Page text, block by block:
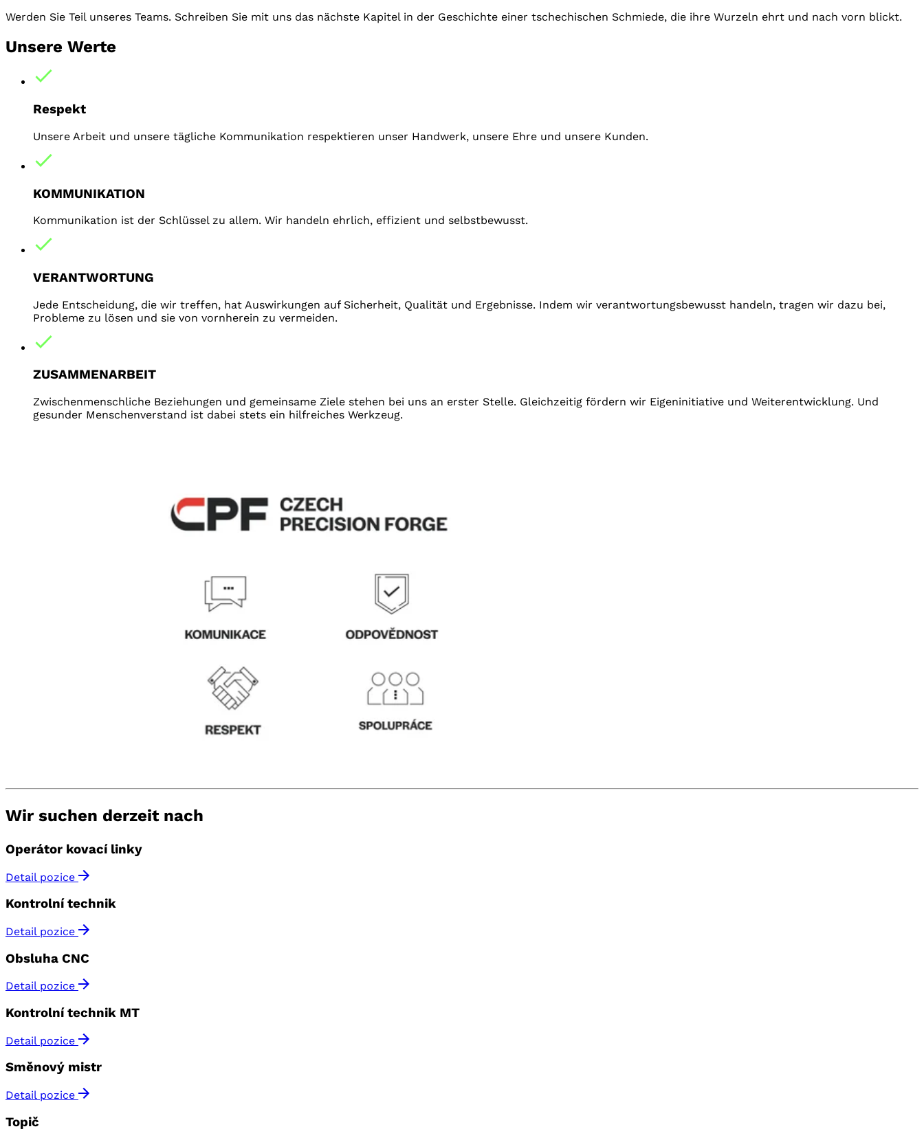
Werden Sie Teil unseres Teams. Schreiben Sie mit uns das nächste Kapitel in der Geschichte einer tschechischen Schmiede, die ihre Wurzeln ehrt und nach vorn blickt.
Unsere Werte
Respekt
Unsere Arbeit und unsere tägliche Kommunikation respektieren unser Handwerk, unsere Ehre und unsere Kunden.
KOMMUNIKATION
Kommunikation ist der Schlüssel zu allem. Wir handeln ehrlich, effizient und selbstbewusst.
VERANTWORTUNG
Jede Entscheidung, die wir treffen, hat Auswirkungen auf Sicherheit, Qualität und Ergebnisse. Indem wir verantwortungsbewusst handeln, tragen wir dazu bei,
Probleme zu lösen und sie von vornherein zu vermeiden.
ZUSAMMENARBEIT
Zwischenmenschliche Beziehungen und gemeinsame Ziele stehen bei uns an erster Stelle. Gleichzeitig fördern wir Eigeninitiative und Weiterentwicklung. Und
gesunder Menschenverstand ist dabei stets ein hilfreiches Werkzeug.
Wir suchen derzeit nach
Operátor kovací linky
Detail pozice
Kontrolní technik
Detail pozice
Obsluha CNC
Detail pozice
Kontrolní technik MT
Detail pozice
Směnový mistr
Detail pozice
Topič